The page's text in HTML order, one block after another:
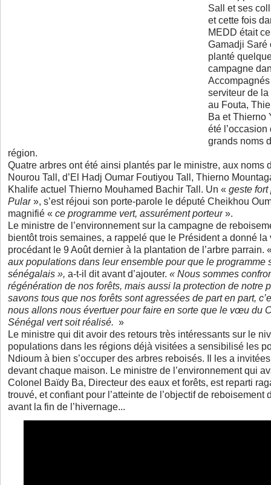
Sall et ses
et cette fois
MEDD était
Gamadji Saré
planté
campagne
serviteur de
au Fouta,
Ba et Thierno
été
grands noms
région.
Quatre arbres ont été ainsi plantés par le ministre, aux noms
Nourou Tall, d’El Hadj Oumar Foutiyou Tall, Thierno
Khalife actuel Thierno Mouhamed Bachir Tall. Un «geste
Pular », s’est réjoui son porte-parole le député Cheikhou
magnifié «ce programme vert, assurément porteur ».
Le ministre de l’environnement sur la campagne de
bientôt trois semaines, a rappelé que le Président a donné la
procédant le 9 Août dernier à la plantation de l’arbre parrain.
aux populations dans leur ensemble pour que le programme
sénégalais »,a-t-il dit avant d’ajouter. « Nous sommes
régénération de nos forêts, mais aussi la protection de notre
savons tous que nos forêts sont agressées de part en part,
nous allons nous évertuer pour faire en sorte que le vœu du
Sénégal vert soit réalisé. »
Le ministre qui dit avoir des retours très intéressants sur le
populations dans les régions déjà visitées a sensibilisé les
Ndioum à bien s’occuper des arbres reboisés. Il les a
devant chaque maison. Le ministre de l’environnement qui
Colonel Baïdy Ba, Directeur des eaux et forêts, est reparti
trouvé, et confiant pour l’atteinte de l’objectif de reboisement
avant la fin de l’hivernage...